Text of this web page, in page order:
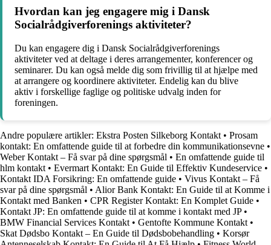
Hvordan kan jeg engagere mig i Dansk
Socialrådgiverforenings aktiviteter?
Du kan engagere dig i Dansk Socialrådgiverforenings
aktiviteter ved at deltage i deres arrangementer, konferencer og
seminarer. Du kan også melde dig som frivillig til at hjælpe med
at arrangere og koordinere aktiviteter. Endelig kan du blive
aktiv i forskellige faglige og politiske udvalg inden for
foreningen.
Andre populære artikler: Ekstra Posten Silkeborg Kontakt • Prosam
kontakt: En omfattende guide til at forbedre din kommunikationsevne •
Weber Kontakt – Få svar på dine spørgsmål • En omfattende guide til
hlm kontakt • Evermart Kontakt: En Guide til Effektiv Kundeservice •
Kontakt IDA Forsikring: En omfattende guide • Vivus Kontakt – Få
svar på dine spørgsmål • Alior Bank Kontakt: En Guide til at Komme i
Kontakt med Banken • CPR Register Kontakt: En Komplet Guide •
Kontakt JP: En omfattende guide til at komme i kontakt med JP•
BMW Financial Services Kontakt • Gentofte Kommune Kontakt •
Skat Dødsbo Kontakt – En Guide til Dødsbobehandling • Korsør